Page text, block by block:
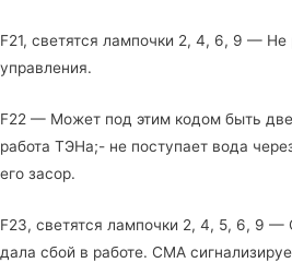
F21, светятся лампочки 2, 4, 6, 9 — Не
управления.
F22 — Может под этим кодом быть
работа ТЭНа;- не поступает вода
его засор.
F23, светятся лампочки 2, 4, 5, 6, 9 —
дала сбой в работе. СМА